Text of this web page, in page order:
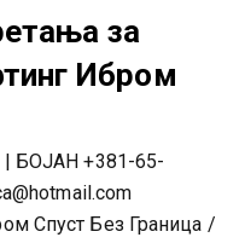
за
Ибром
БОЈАН +381-65-
Спуст Без Граница /